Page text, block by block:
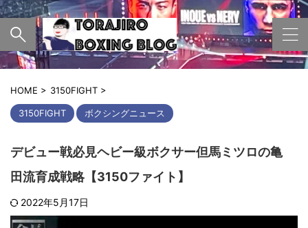
HOME > 3150FIGHT >
3150FIGHT ボクシングニュース
デビュー戦必見ヘビー級ボクサー但馬ミツロの亀
田流育成戦略【3150ファイト】
2022年5月17日